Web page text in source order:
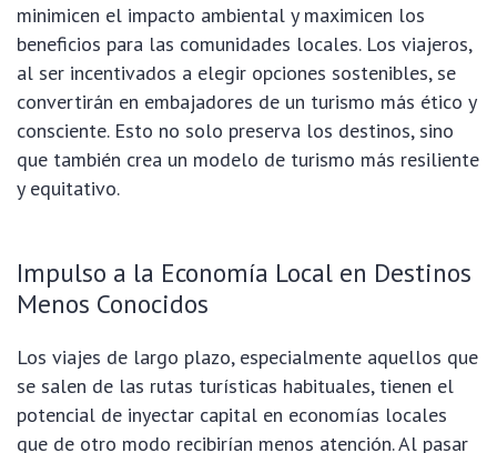
minimicen el impacto ambiental y maximicen los
beneficios para las comunidades locales. Los viajeros,
al ser incentivados a elegir opciones sostenibles, se
convertirán en embajadores de un turismo más ético y
consciente. Esto no solo preserva los destinos, sino
que también crea un modelo de turismo más resiliente
y equitativo.
Impulso a la Economía Local en Destinos
Menos Conocidos
Los viajes de largo plazo, especialmente aquellos que
se salen de las rutas turísticas habituales, tienen el
potencial de inyectar capital en economías locales
que de otro modo recibirían menos atención. Al pasar